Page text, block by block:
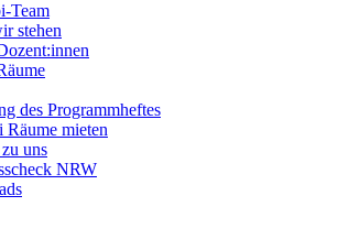
Team
stehen
des Programmheftes
Räume mieten
uns
NRW